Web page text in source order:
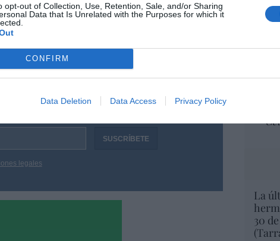
opt-out of Collection, Use, Retention, Sale, and/or Sharing
Data that Is Unrelated with the Purposes for which it
CONFIRM
Data Deletion Data Access Privacy Policy
este artículo?
newsletter y recibe cada dia
destacado de Hispanidad
legales
el
La
30